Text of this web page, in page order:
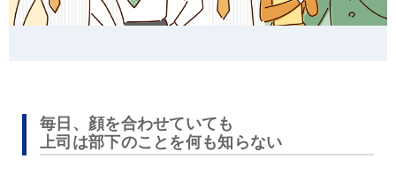
毎日、顔を合わせていても
上司は部下のことを何も知らない